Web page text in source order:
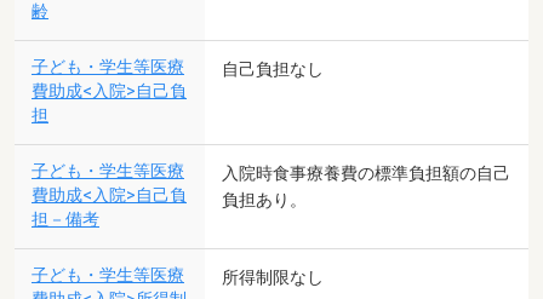
齢
子ども・学生等医療
費助成<入院>自己負
担
自己負担なし
子ども・学生等医療
費助成<入院>自己負
担－備考
入院時食事療養費の標準負担額の自己
負担あり。
子ども・学生等医療
所得制限なし